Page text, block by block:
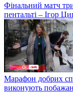
Фінальний матч
пентальті – Ігор
Марафон добрих
виконують